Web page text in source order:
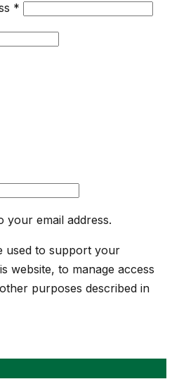
*
your email address.
used to support your
website, to manage access
purposes described in